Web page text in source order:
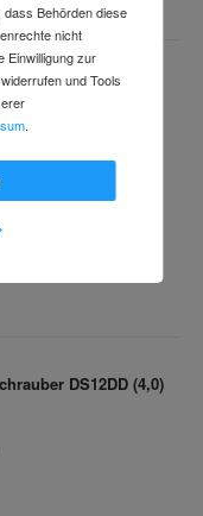
(SDS-plus)
DS12DD (4,0)
Behörden diese
nicht
Einwilligung zur
und Tools
.